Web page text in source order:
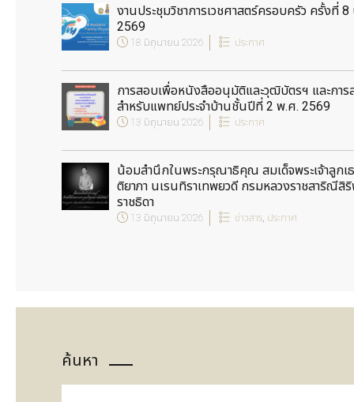
งานประชุมวิชาการเวชศาสตร์ครอบครัว ครั้งที่ 8
2569
18 มิถุนายน 2026 ประกาศ
การสอบเพื่อหนังสืออนุมัติและวุฒิบัตรฯ และกา
สำหรับแพทย์ประจำบ้านชั้นปีที่ 2 พ.ศ. 2569
13 มิถุนายน 2026 ประกาศ
น้อมสำนึกในพระกรุณาธิคุณ สมเด็จพระเจ้าลูกเ
ติยาภา นเรนทิราเทพยวดี กรมหลวงราชสาริณีสิ
ราชธิดา
13 มิถุนายน 2026 ข่าวสาร, ประกาศ
ค้นหา